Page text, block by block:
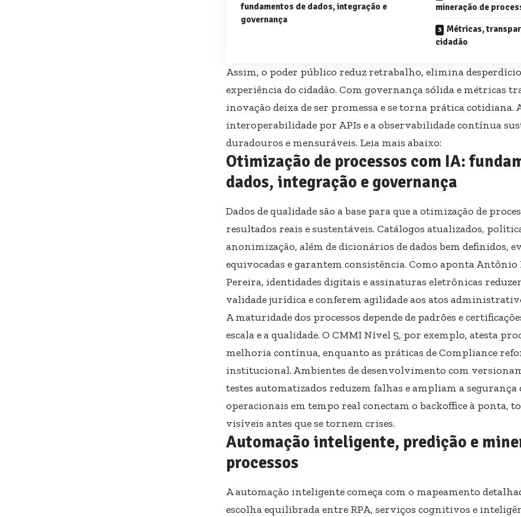
fundamentos de dados, integração e
governança
mineração de
Métricas,
cidadão
Assim, o poder público reduz retrabalho, elimina
experiência do cidadão. Com governança sólida e métricas
inovação deixa de ser promessa e se torna prática cotidiana.
interoperabilidade por APIs e a observabilidade contínua
duradouros e mensuráveis. Leia mais abaixo:
Otimização de processos com IA:
dados, integração e governança
Dados de qualidade são a base para que a otimização de
resultados reais e sustentáveis. Catálogos atualizados,
anonimização, além de dicionários de dados bem definidos,
equivocadas e garantem consistência. Como aponta
Pereira, identidades digitais e assinaturas eletrônicas
validade jurídica e conferem agilidade aos atos
A maturidade dos processos depende de padrões e
escala e a qualidade. O CMMI Nível 5, por exemplo, atesta
melhoria contínua, enquanto as práticas de Compliance
institucional. Ambientes de desenvolvimento com
testes automatizados reduzem falhas e ampliam a segurança
operacionais em tempo real conectam o backoffice à ponta,
visíveis antes que se tornem crises.
Automação inteligente, predição e
processos
A automação inteligente começa com o mapeamento
escolha equilibrada entre RPA, serviços cognitivos e